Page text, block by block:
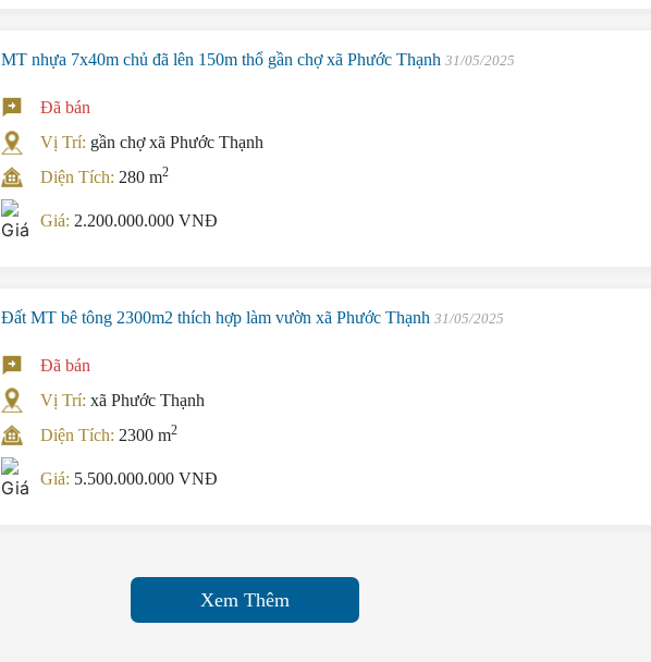
MT nhựa 7x40m chủ đã lên 150m thổ gần chợ xã Phước Thạnh31/05/2025
Đã bán
Vị Trí: gần chợ xã Phước Thạnh
Diện Tích: 280 m2
Giá: 2.200.000.000 VNĐ
Đất MT bê tông 2300m2 thích hợp làm vườn xã Phước Thạnh31/05/2025
Đã bán
Vị Trí:xã Phước Thạnh
Diện Tích: 2300 m2
Giá: 5.500.000.000 VNĐ
Xem Thêm